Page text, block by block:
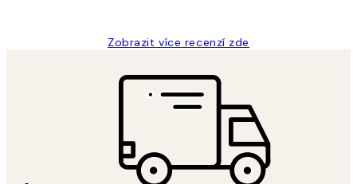
Zobrazit více recenzí zde